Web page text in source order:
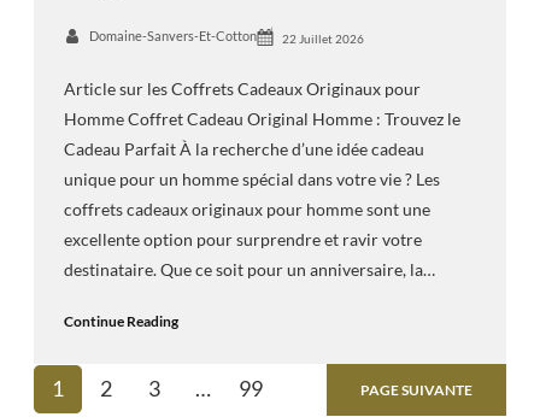
Domaine-Sanvers-Et-Cotton 22 Juillet 2026
Article sur les Coffrets Cadeaux Originaux pour
Homme Coffret Cadeau Original Homme : Trouvez le
Cadeau Parfait À la recherche d’une idée cadeau
unique pour un homme spécial dans votre vie ? Les
coffrets cadeaux originaux pour homme sont une
excellente option pour surprendre et ravir votre
destinataire. Que ce soit pour un anniversaire, la…
Continue Reading
1 2 3 … 99 PAGE SUIVANTE